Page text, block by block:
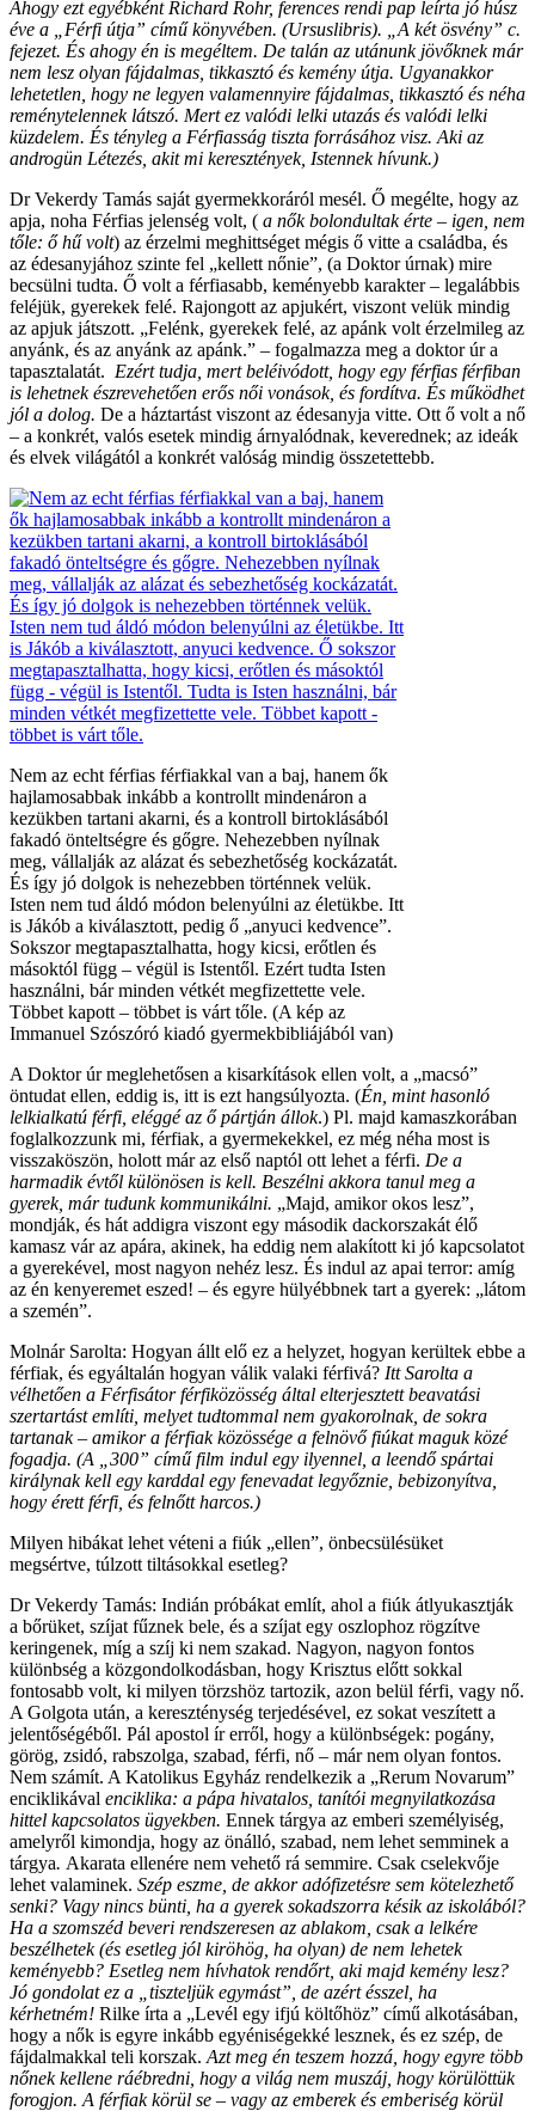
Ahogy ezt egyébként Richard Rohr, ferences rendi pap leírta jó húsz
éve a „Férfi útja” című könyvében. (Ursuslibris). „A két ösvény” c.
fejezet. És ahogy én is megéltem. De talán az utánunk jövőknek már
nem lesz olyan fájdalmas, tikkasztó és kemény útja. Ugyanakkor
lehetetlen, hogy ne legyen valamennyire fájdalmas, tikkasztó és néha
reménytelennek látszó. Mert ez valódi lelki utazás és valódi lelki
küzdelem. És tényleg a Férfiasság tiszta forrásához visz. Aki az
androgün Létezés, akit mi keresztények, Istennek hívunk.)
Dr Vekerdy Tamás saját gyermekkoráról mesél. Ő megélte, hogy az
apja, noha Férfias jelenség volt, ( a nők bolondultak érte – igen, nem
tőle: ő hű volt) az érzelmi meghittséget mégis ő vitte a családba, és
az édesanyjához szinte fel „kellett nőnie”, (a Doktor úrnak) mire
becsülni tudta. Ő volt a férfiasabb, keményebb karakter – legalábbis
feléjük, gyerekek felé. Rajongott az apjukért, viszont velük mindig
az apjuk játszott. „Felénk, gyerekek felé, az apánk volt érzelmileg az
anyánk, és az anyánk az apánk.” – fogalmazza meg a doktor úr a
tapasztalatát. Ezért tudja, mert beléivódott, hogy egy férfias férfiban
is lehetnek észrevehetően erős női vonások, és fordítva. És működhet
jól a dolog. De a háztartást viszont az édesanyja vitte. Ott ő volt a nő
– a konkrét, valós esetek mindig árnyalódnak, keverednek; az ideák
és elvek világától a konkrét valóság mindig összetettebb.
Nem az echt férfias férfiakkal van a baj, hanem ők
hajlamosabbak inkább a kontrollt mindenáron a
kezükben tartani akarni, és a kontroll birtoklásából
fakadó önteltségre és gőgre. Nehezebben nyílnak
meg, vállalják az alázat és sebezhetőség kockázatát.
És így jó dolgok is nehezebben történnek velük.
Isten nem tud áldó módon belenyúlni az életükbe. Itt
is Jákób a kiválasztott, pedig ő „anyuci kedvence”.
Sokszor megtapasztalhatta, hogy kicsi, erőtlen és
másoktól függ – végül is Istentől. Ezért tudta Isten
használni, bár minden vétkét megfizettette vele.
Többet kapott – többet is várt tőle. (A kép az
Immanuel Szószóró kiadó gyermekbibliájából van)
A Doktor úr meglehetősen a kisarkítások ellen volt, a „macsó”
öntudat ellen, eddig is, itt is ezt hangsúlyozta. (Én, mint hasonló
lelkialkatú férfi, eléggé az ő pártján állok.) Pl. majd kamaszkorában
foglalkozzunk mi, férfiak, a gyermekekkel, ez még néha most is
visszaköszön, holott már az első naptól ott lehet a férfi. De a
harmadik évtől különösen is kell. Beszélni akkora tanul meg a
gyerek, már tudunk kommunikálni. „Majd, amikor okos lesz”,
mondják, és hát addigra viszont egy második dackorszakát élő
kamasz vár az apára, akinek, ha eddig nem alakított ki jó kapcsolatot
a gyerekével, most nagyon nehéz lesz. És indul az apai terror: amíg
az én kenyeremet eszed! – és egyre hülyébbnek tart a gyerek: „látom
a szemén”.
Molnár Sarolta: Hogyan állt elő ez a helyzet, hogyan kerültek ebbe a
férfiak, és egyáltalán hogyan válik valaki férfivá? Itt Sarolta a
vélhetően a Férfisátor férfiközösség által elterjesztett beavatási
szertartást említi, melyet tudtommal nem gyakorolnak, de sokra
tartanak – amikor a férfiak közössége a felnövő fiúkat maguk közé
fogadja. (A „300” című film indul egy ilyennel, a leendő spártai
királynak kell egy karddal egy fenevadat legyőznie, bebizonyítva,
hogy érett férfi, és felnőtt harcos.)
Milyen hibákat lehet véteni a fiúk „ellen”, önbecsülésüket
megsértve, túlzott tiltásokkal esetleg?
Dr Vekerdy Tamás: Indián próbákat említ, ahol a fiúk átlyukasztják
a bőrüket, szíjat fűznek bele, és a szíjat egy oszlophoz rögzítve
keringenek, míg a szíj ki nem szakad. Nagyon, nagyon fontos
különbség a közgondolkodásban, hogy Krisztus előtt sokkal
fontosabb volt, ki milyen törzshöz tartozik, azon belül férfi, vagy nő.
A Golgota után, a kereszténység terjedésével, ez sokat veszített a
jelentőségéből. Pál apostol ír erről, hogy a különbségek: pogány,
görög, zsidó, rabszolga, szabad, férfi, nő – már nem olyan fontos.
Nem számít. A Katolikus Egyház rendelkezik a „Rerum Novarum”
enciklikával enciklika: a pápa hivatalos, tanítói megnyilatkozása
hittel kapcsolatos ügyekben. Ennek tárgya az emberi személyiség,
amelyről kimondja, hogy az önálló, szabad, nem lehet semminek a
tárgya. Akarata ellenére nem vehető rá semmire. Csak cselekvője
lehet valaminek. Szép eszme, de akkor adófizetésre sem kötelezhető
senki? Vagy nincs bünti, ha a gyerek sokadszorra késik az iskolából?
Ha a szomszéd beveri rendszeresen az ablakom, csak a lelkére
beszélhetek (és esetleg jól kiröhög, ha olyan) de nem lehetek
keményebb? Esetleg nem hívhatok rendőrt, aki majd kemény lesz?
Jó gondolat ez a „tiszteljük egymást”, de azért ésszel, ha
kérhetném! Rilke írta a „Levél egy ifjú költőhöz” című alkotásában,
hogy a nők is egyre inkább egyéniségekké lesznek, és ez szép, de
fájdalmakkal teli korszak. Azt meg én teszem hozzá, hogy egyre több
nőnek kellene ráébredni, hogy a világ nem muszáj, hogy körülöttük
forogjon. A férfiak körül se – vagy az emberek és emberiség körül